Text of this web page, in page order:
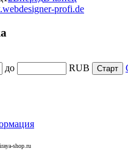
profi.de
до RUB
shop.ru